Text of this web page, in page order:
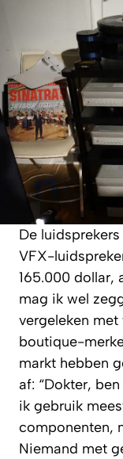
De
VFX-
165.000 dollar,
mag ik wel
vergeleken
boutique-
markt hebben
af: “Dokter,
ik gebruik
componenten,
Niemand met